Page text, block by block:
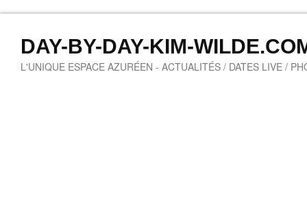
DAY-BY-DAY-KIM-
L'UNIQUE ESPACE AZURÉEN - ACTUALITÉS / DATES LIVE /